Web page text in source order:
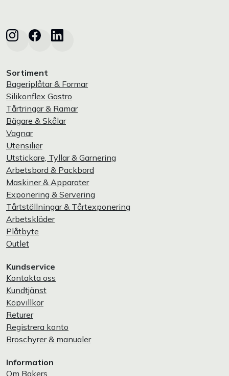
Sortiment
Bageriplåtar & Formar
Silikonflex Gastro
Tårtringar & Ramar
Bägare & Skålar
Vagnar
Utensilier
Utstickare, Tyllar & Garnering
Arbetsbord & Packbord
Maskiner & Apparater
Exponering & Servering
Tårtställningar & Tårtexponering
Arbetskläder
Plåtbyte
Outlet
Kundservice
Kontakta oss
Kundtjänst
Köpvillkor
Returer
Registrera konto
Broschyrer & manualer
Information
Om Bakers